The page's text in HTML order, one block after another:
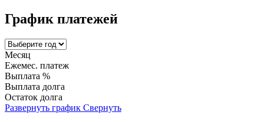
График платежей
Месяц
Ежемес. платеж
Выплата %
Выплата долга
Остаток долга
Развернуть график Свернуть